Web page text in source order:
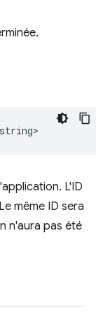
L'ID
même ID sera
n'aura pas été